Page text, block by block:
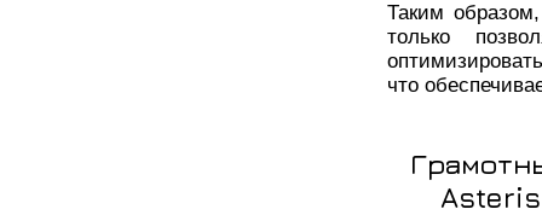
Таким
только
что